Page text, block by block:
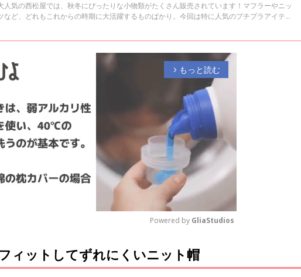
人気の西松屋では、秋冬にぴったりな小物類がたくさん販売されています！マフラーやニッ
など、どれもこれからの時期に大活躍するものばかり。今回は特に人気のプチプラアイテム
arrow_forward_ios もっと読む
M
u
Powered by GliaStudios
ィットしてずれにくいニット帽